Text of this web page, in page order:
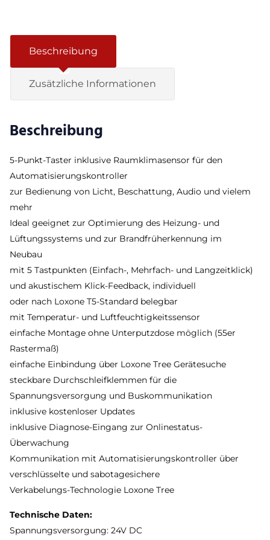
Beschreibung
Zusätzliche Informationen
Beschreibung
5-Punkt-Taster inklusive Raumklimasensor für den
Automatisierungskontroller
zur Bedienung von Licht, Beschattung, Audio und vielem
mehr
Ideal geeignet zur Optimierung des Heizung- und
Lüftungssystems und zur Brandfrüherkennung im
Neubau
mit 5 Tastpunkten (Einfach-, Mehrfach- und Langzeitklick)
und akustischem Klick-Feedback, individuell
oder nach Loxone T5-Standard belegbar
mit Temperatur- und Luftfeuchtigkeitssensor
einfache Montage ohne Unterputzdose möglich (55er
Rastermaß)
einfache Einbindung über Loxone Tree Gerätesuche
steckbare Durchschleifklemmen für die
Spannungsversorgung und Buskommunikation
inklusive kostenloser Updates
inklusive Diagnose-Eingang zur Onlinestatus-
Überwachung
Kommunikation mit Automatisierungskontroller über
verschlüsselte und sabotagesichere
Verkabelungs-Technologie Loxone Tree
Technische Daten:
Spannungsversorgung: 24V DC